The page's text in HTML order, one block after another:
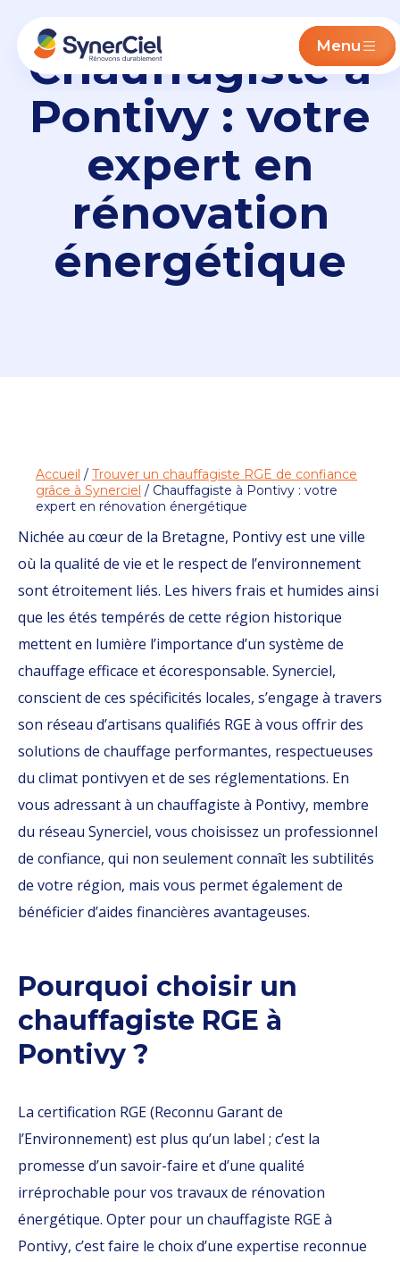
Menu
Chauffagiste à
Pontivy : votre
expert en
rénovation
énergétique
Accueil / Trouver un chauffagiste RGE de confiance
grâce à Synerciel / Chauffagiste à Pontivy : votre
expert en rénovation énergétique
Nichée au cœur de la Bretagne, Pontivy est une ville
où la qualité de vie et le respect de l’environnement
sont étroitement liés. Les hivers frais et humides ainsi
que les étés tempérés de cette région historique
mettent en lumière l’importance d’un système de
chauffage efficace et écoresponsable. Synerciel,
conscient de ces spécificités locales, s’engage à travers
son réseau d’artisans qualifiés RGE à vous offrir des
solutions de chauffage performantes, respectueuses
du climat pontivyen et de ses réglementations. En
vous adressant à un chauffagiste à Pontivy, membre
du réseau Synerciel, vous choisissez un professionnel
de confiance, qui non seulement connaît les subtilités
de votre région, mais vous permet également de
bénéficier d’aides financières avantageuses.
Pourquoi choisir un
chauffagiste RGE à
Pontivy ?
La certification RGE (Reconnu Garant de
l’Environnement) est plus qu’un label ; c’est la
promesse d’un savoir-faire et d’une qualité
irréprochable pour vos travaux de rénovation
énergétique. Opter pour un chauffagiste RGE à
Pontivy, c’est faire le choix d’une expertise reconnue